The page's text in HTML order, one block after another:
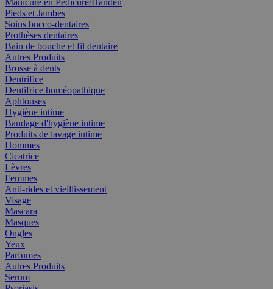
Manicure en Pedicure/Handen
Pieds et Jambes
Soins bucco-dentaires
Prothèses dentaires
Bain de bouche et fil dentaire
Autres Produits
Brosse à dents
Dentrifice
Dentifrice homéopathique
Aphtouses
Hygiène intime
Bandage d'hygiène intime
Produits de lavage intime
Hommes
Cicatrice
Lèvres
Femmes
Anti-rides et vieillissement
Visage
Mascara
Masques
Ongles
Yeux
Parfumes
Autres Produits
Serum